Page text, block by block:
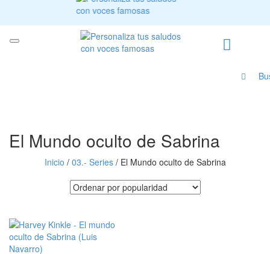
El Mundo oculto de Sabrina
Inicio / 03.- Series /El Mundo oculto de Sabrina